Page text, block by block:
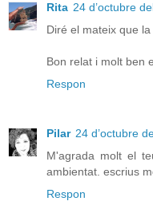
Rita 24 d’octubre
Diré el mateix que
Bon relat i molt ben
Respon
Pilar 24 d’octubre
M'agrada molt el
ambientat. escrius
Respon